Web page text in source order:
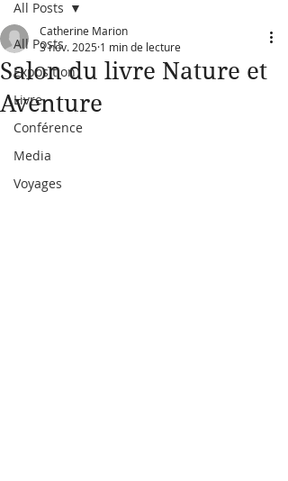
All Posts
Exposition
Livre
Conférence
Media
Voyages
All Posts
Salon du livre Nature et
Aventure
Catherine Marion
3 nov. 2025 1 min de lecture